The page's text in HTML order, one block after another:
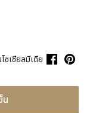
ซเชียลมีเดีย
น